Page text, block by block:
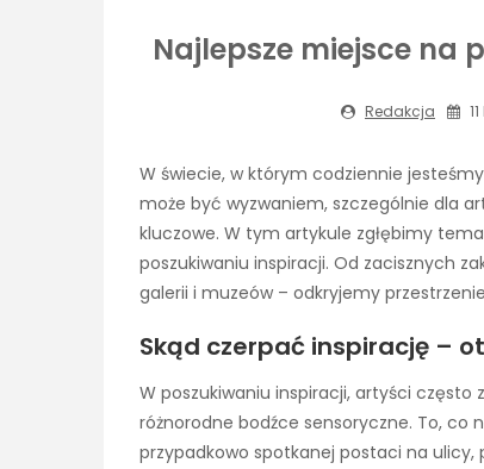
Najlepsze miejsce na
Redakcja
W świecie, w którym codziennie
może być wyzwaniem, szczególnie dla
kluczowe. W tym artykule zgłębimy
poszukiwaniu inspiracji. Od zacisznych
galerii i muzeów – odkryjemy
Skąd czerpać inspirację –
W poszukiwaniu inspiracji, artyści
różnorodne bodźce sensoryczne. To, co
przypadkowo spotkanej postaci na